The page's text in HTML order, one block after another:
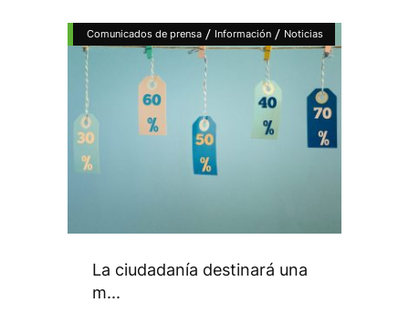
Comunicados de prensa / Información / Noticias
La ciudadanía destinará una
m...